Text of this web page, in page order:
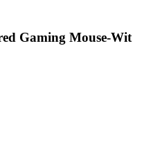
Gaming Mouse-Wit